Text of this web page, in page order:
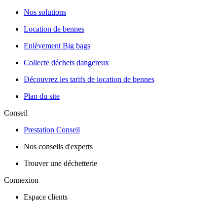
Nos solutions
Location de bennes
Enlèvement Big bags
Collecte déchets dangereux
Découvrez les tarifs de location de bennes
Plan du site
Conseil
Prestation Conseil
Nos conseils d'experts
Trouver une déchetterie
Connexion
Espace clients